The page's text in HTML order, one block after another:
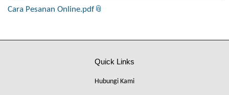
Cara Pesanan Online.pdf
Quick Links
Hubungi Kami